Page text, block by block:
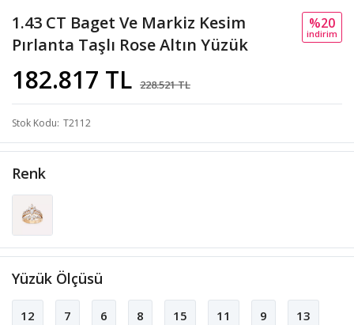
1.43 CT Baget Ve Markiz Kesim
Pırlanta Taşlı Rose Altın Yüzük
182.817 TL 228.521 TL
%20
i̇ndi̇ri̇m
Stok Kodu T2112
Renk
Yüzük Ölçüsü
12 7 6 8 15 11 9 13